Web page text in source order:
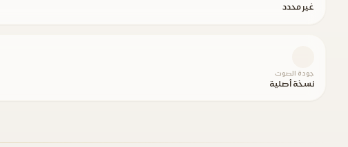
غير محدد
جودة الصوت
نسخة أصلية